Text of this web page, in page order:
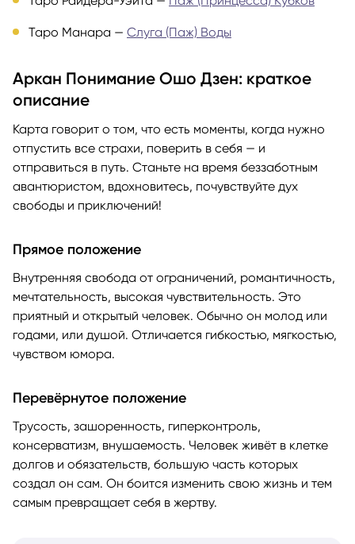
Таро Манара — Слуга (Паж) Воды
Аркан Понимание Ошо Дзен: краткое
описание
Карта говорит о том, что есть моменты, когда нужно
отпустить все страхи, поверить в себя — и
отправиться в путь. Станьте на время беззаботным
авантюристом, вдохновитесь, почувствуйте дух
свободы и приключений!
Прямое положение
Внутренняя свобода от ограничений, романтичность,
мечтательность, высокая чувствительность. Это
приятный и открытый человек. Обычно он молод или
годами, или душой. Отличается гибкостью, мягкостью,
чувством юмора.
Перевёрнутое положение
Трусость, зашоренность, гиперконтроль,
консерватизм, внушаемость. Человек живёт в клетке
долгов и обязательств, большую часть которых
создал он сам. Он боится изменить свою жизнь и тем
самым превращает себя в жертву.